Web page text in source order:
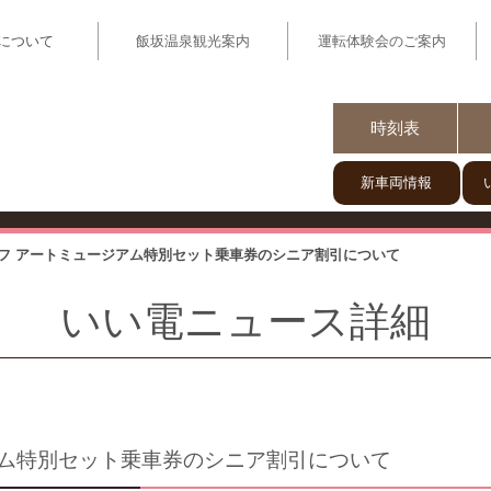
ついて 飯坂温泉観光案内 運転体験会のご案内
時刻表
新車両情報
アートミュージアム特別セット乗車券のシニア割引について
いい電ニュース詳細
特別セット乗車券のシニア割引について